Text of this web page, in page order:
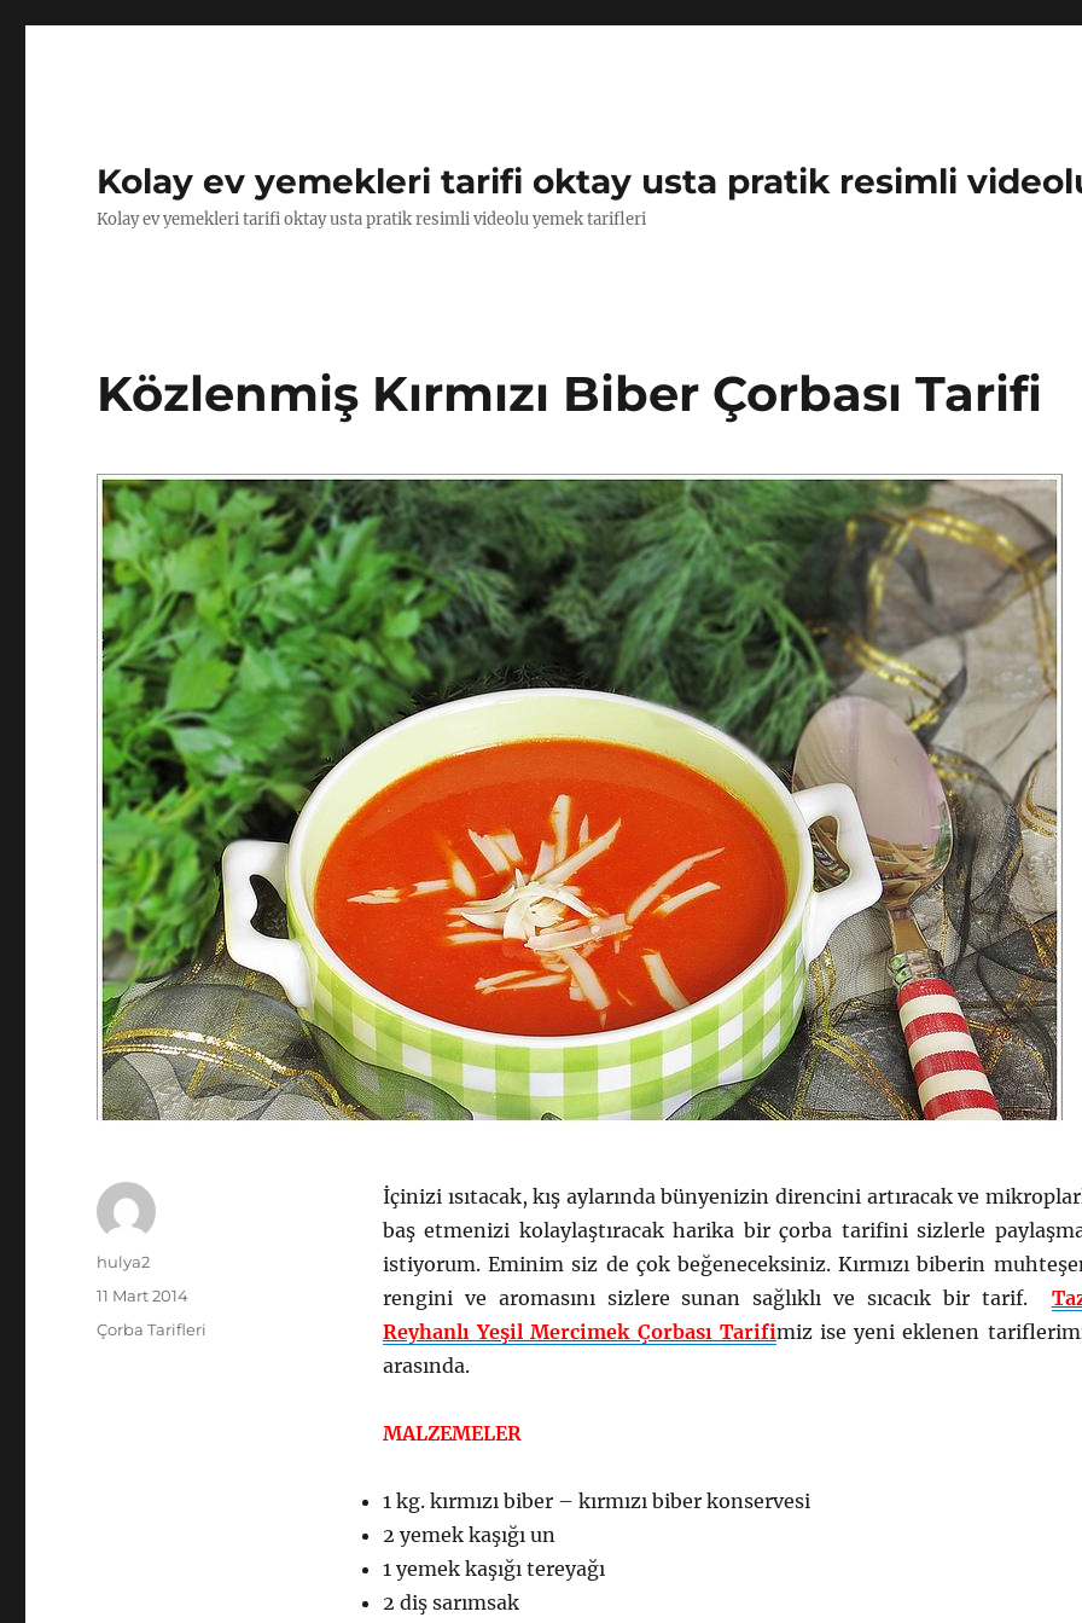
Kolay ev yemekleri tarifi oktay usta pratik resimli
Kolay ev yemekleri tarifi oktay usta pratik resimli videolu yemek tarifleri
Közlenmiş Kırmızı Biber Çorbası Tarifi
İçinizi ısıtacak, kış aylarında bünyenizin direncini artıracak ve
baş etmenizi kolaylaştıracak harika bir çorba tarifini sizlerle
istiyorum. Eminim siz de çok beğeneceksiniz. Kırmızı biberin
rengini ve aromasını sizlere sunan sağlıklı ve sıcacık bir tarif.
Reyhanlı Yeşil Mercimek Çorbası Tarifimiz ise yeni eklenen
arasında.
MALZEMELER
1 kg. kırmızı biber – kırmızı biber konservesi
2 yemek kaşığı un
1 yemek kaşığı tereyağı
2 diş sarımsak
Yazar
hulya2
Yayın
tarihi
11 Mart 2014
Kategoriler
Çorba Tarifleri